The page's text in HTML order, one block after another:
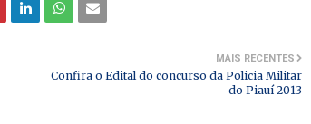
MAIS RECENTES
Confira o Edital do concurso da Policia Militar
do Piauí 2013